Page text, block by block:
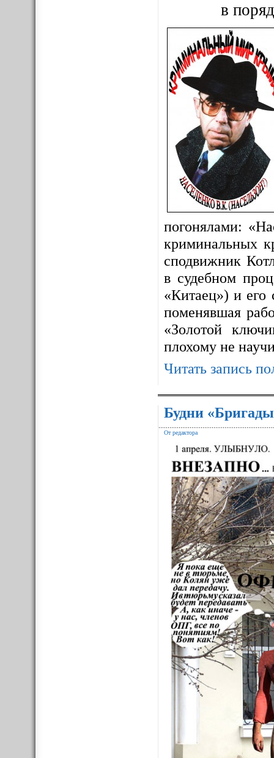
в
погонялами:
криминальных
сподвижник
в судебном
«Китаец») и
поменявшая
«Золотой
плохому не
Читать запись
Будни
От редактора